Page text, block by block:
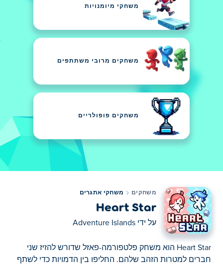
משחקי מיומנויות
משחקים מרובי משתתפים
משחקים פופולריים
משחקים משחקי אתגרים
Heart Star
על ידי Adventure Islands
Heart Star הוא משחק פלטפורמה-פאזל שדורש להזיז שני
חברים למטרות הזהב שלהם. החליפו בין הדמויות כדי לשתף